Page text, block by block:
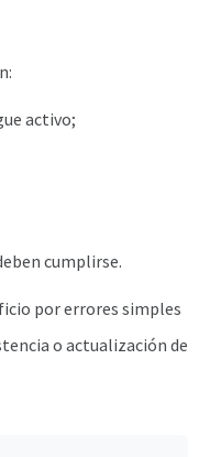
activo;
cumplirse.
por errores simples
o actualización de